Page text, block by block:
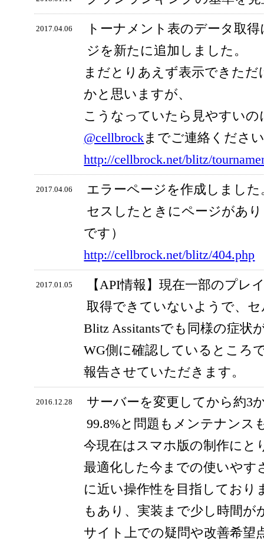
2017.04.06
トーナメント表のデータ取
ジを新たに追加しました。
まだとりあえず表示できた
かと思いますが、
こうなっていたら見やすい
@cellbrockまでご連絡くださ
http://cellbrock.net/blitz/
2017.04.06
エラーページを作成しまし
セスしたときにページがあ
です）
http://cellbrock.net/blitz/404.php
2017.01.05
【API情報】現在一部のプレ
取得できていないようで、
Blitz Assitantsでも同様の症状
WG側に確認しているところ
報告させていただきます。
2016.12.28
サーバーを変更してから約3
99.8%と問題もメンテナンス
今現在はスマホ版の制作に
最適化した今までの使いや
に近い操作性を目指しており
もあり、実装まで少し時間が
サイト上での疑問や改善希望